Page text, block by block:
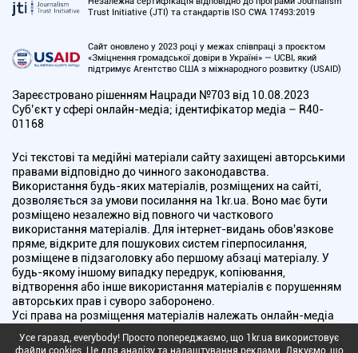
Trust Initiative (JTI) та стандартів ISO CWA 17493:2019
Сайт оновлено у 2023 році у межах співпраці з проєктом
«Зміцнення громадської довіри в Україні» — UCBI, який
підтримує Агентство США з міжнародного розвитку (USAID)
Зареєстровано рішенням Нацради №703 від 10.08.2023
Cуб’єкт у сфері онлайн-медіа; ідентифікатор медіа – R40-
01168
Усі текстові та медійні матеріали сайту захищені авторськими
правами відповідно до чинного законодавства.
Використання будь-яких матеріалів, розміщених на сайті,
дозволяється за умови посилання на 1kr.ua. Воно має бути
розміщено незалежно від повного чи часткового
використання матеріалів. Для інтернет-видань обов'язкове
пряме, відкрите для пошукових систем гіперпосилання,
розміщене в підзаголовку або першому абзаці матеріалу. У
будь-якому іншому випадку передрук, копіювання,
відтворення або інше використання матеріалів є порушенням
авторських прав і суворо заборонено.
Усі права на розміщення матеріалів належать онлайн-медіа
радою України з питань телебачення і радіомовлення.
Усе гаразд, everybody! Просто попереджаємо, що 1kr.ua використовує
файли cookies. Це для аналізу та налаштування реклами. Дякуємо, що